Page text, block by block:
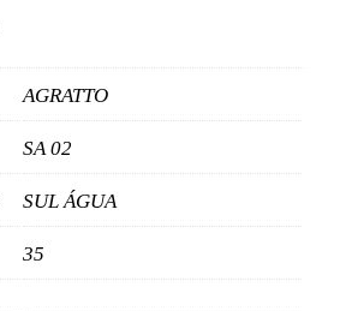
AGRATTO
SA 02
SUL ÁGUA
35